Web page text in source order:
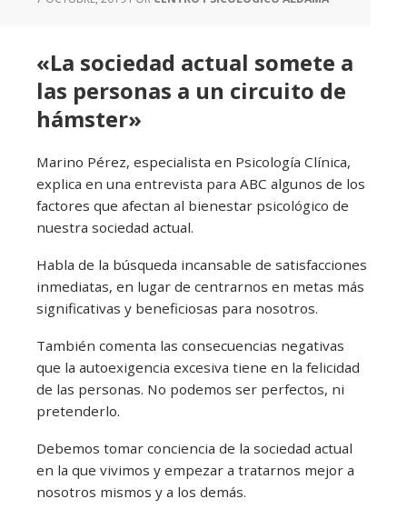
«La sociedad actual somete a
las personas a un circuito de
hámster»
Marino Pérez, especialista en Psicología Clínica,
explica en una entrevista para ABC algunos de los
factores que afectan al bienestar psicológico de
nuestra sociedad actual.
Habla de la búsqueda incansable de satisfacciones
inmediatas, en lugar de centrarnos en metas más
significativas y beneficiosas para nosotros.
También comenta las consecuencias negativas
que la autoexigencia excesiva tiene en la felicidad
de las personas. No podemos ser perfectos, ni
pretenderlo.
Debemos tomar conciencia de la sociedad actual
en la que vivimos y empezar a tratarnos mejor a
nosotros mismos y a los demás.